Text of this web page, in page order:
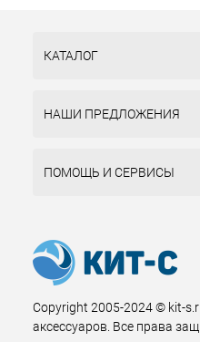
КАТАЛОГ
НАШИ ПРЕДЛОЖЕНИЯ
ПОМОЩЬ И СЕРВИСЫ
Copyright 2005-2024 © kit-
аксессуаров. Все права